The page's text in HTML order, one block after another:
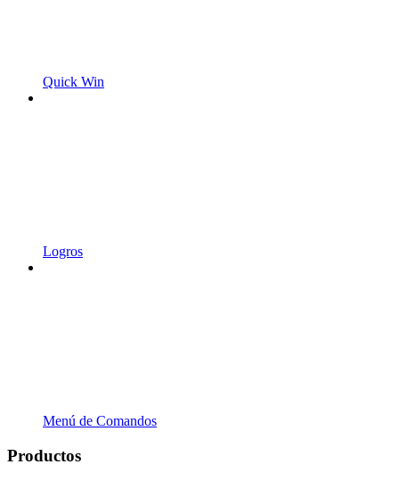
Quick Win
Logros
Menú de Comandos
Productos